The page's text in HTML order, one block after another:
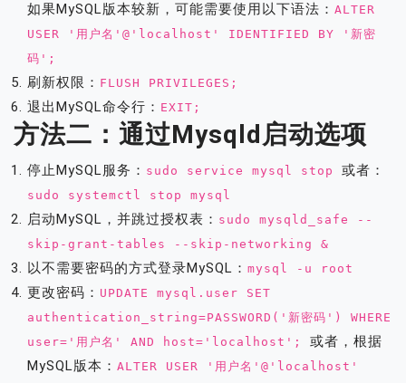
如果MySQL版本较新，可能需要使用以下语法： ALTER
USER '用户名'@'localhost' IDENTIFIED BY '新密
码';
刷新权限： FLUSH PRIVILEGES;
退出MySQL命令行： EXIT;
方法二：通过mysqld启动选项
停止MySQL服务： sudo service mysql stop 或者：
sudo systemctl stop mysql
启动MySQL，并跳过授权表： sudo mysqld_safe --
skip-grant-tables --skip-networking &
以不需要密码的方式登录MySQL： mysql -u root
更改密码： UPDATE mysql.user SET
authentication_string=PASSWORD('新密码') WHERE
user='用户名' AND host='localhost'; 或者，根据
MySQL版本： ALTER USER '用户名'@'localhost'